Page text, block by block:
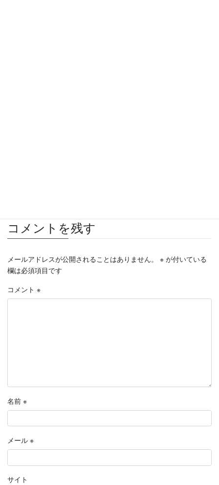
コメントを残す
メールアドレスが公開されることはありません。 ※ が付いている
欄は必須項目です
コメント ※
名前 ※
メール ※
サイト